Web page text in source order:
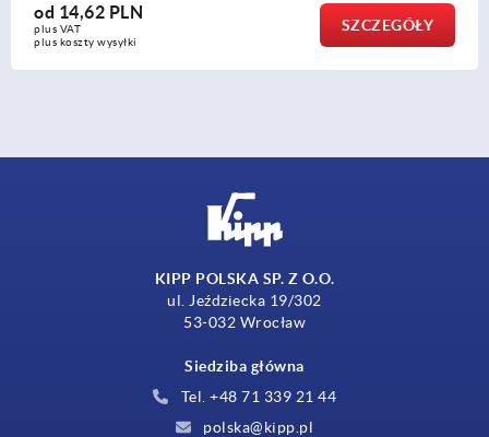
14,62 PLN
VAT
koszty wysyłki
SZCZEGÓŁY
KIPP POLSKA SP. Z O.O.
ul. Jeździecka 19/302
53-032 Wrocław
Siedziba główna
Tel. +48 71 339 21 44
polska@kipp.pl